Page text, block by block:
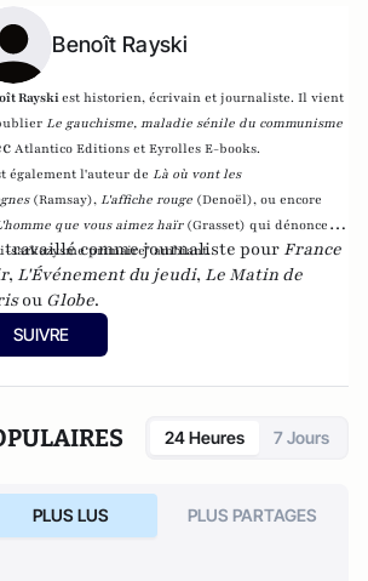
Benoît Rayski
Rayskiest historien, écrivain et journaliste. Il vient
Le gauchisme, maladie sénile du communisme
Atlantico Editions et Eyrolles E-books.
également l'auteur deLà où vont les
(Ramsay),L'affiche rouge (Denoël), ou encore
que vous aimez haïr(Grasset) qui dénonce l'
sarkozysme primaire" ambiant.
travaillé comme journaliste pour France
, L'Événement du jeudi, Le Matin de
ou Globe.
SUIVRE
24 Heures 7 Jours
PLUS LUS PLUS PARTAGES